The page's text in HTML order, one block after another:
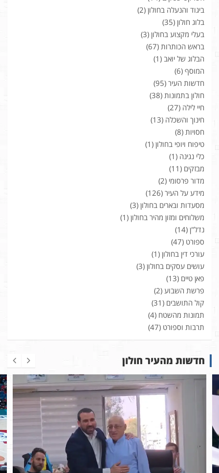
ביגוד והנעלה בחולון (2)
בלוג חולון (35)
בעלי מקצוע בחולון (3)
בראש הכותרות (67)
הבלוג של יואב (1)
המוסף (6)
חדשות העיר (95)
חולון בתמונות (38)
חיי לילה (27)
חינוך והשכלה (13)
חסויות (8)
טיפוח ויופי בחולון (1)
כלי נגינה (1)
מבזקים (11)
מדור פרסומי (2)
מידע על העיר (126)
מסעדות ובארים בחולון (3)
משלוחים ומזון מהיר בחולון (1)
נדל"ן (14)
ספורט (47)
עורכי דין בחולון (1)
עושים עסקים בחולון (3)
פאן טיים (13)
פרשת השבוע (2)
קול התושבים (31)
תמונות מהשטח (4)
תרבות וספורט (47)
חדשות מהעיר חולון